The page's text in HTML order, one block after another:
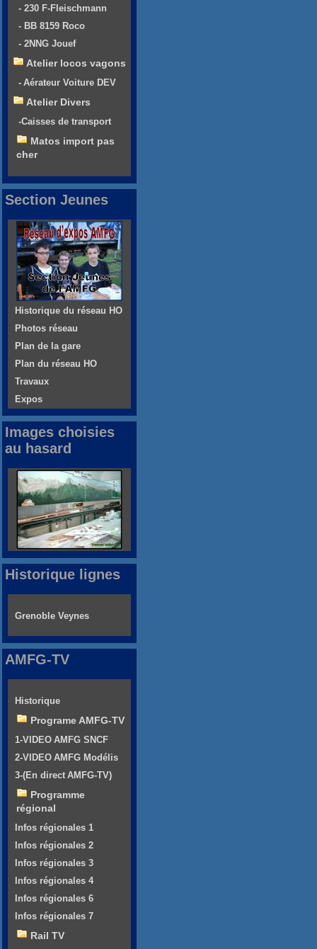
- 230 F-Fleischmann
- BB 8159 Roco
- 2NNG Jouef
Atelier locos vagons
- Aérateur Voiture DEV
Atelier Divers
-Caisses de transport
Matos import pas
cher
Section Jeunes
Historique du réseau HO
Photos réseau
Plan de la gare
Plan du réseau HO
Travaux
Expos
Images choisies
au hasard
Historique lignes
Grenoble Veynes
AMFG-TV
Historique
Programe AMFG-TV
1-VIDEO AMFG SNCF
2-VIDEO AMFG Modélis
3-(En direct AMFG-TV)
Programme
régional
Infos régionales 1
Infos régionales 2
Infos régionales 3
Infos régionales 4
Infos régionales 6
Infos régionales 7
Rail TV